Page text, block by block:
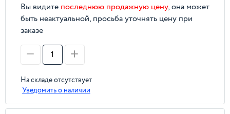
Вы видите последнюю продажную цену, она может
быть неактуальной, просьба уточнять цену при
заказе
На складе отсутствует
Уведомить о наличии